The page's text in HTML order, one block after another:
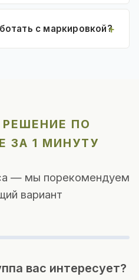
с маркировкой?
ПО
ЗА 1 МИНУТУ
— мы порекомендуем
вариант
вас интересует?